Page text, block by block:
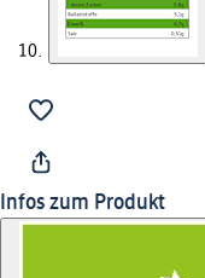
Infos zum Produkt